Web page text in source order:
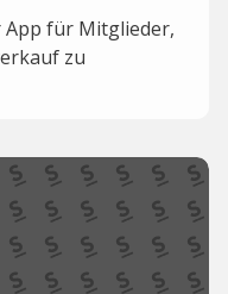
App für Mitglieder,
zu